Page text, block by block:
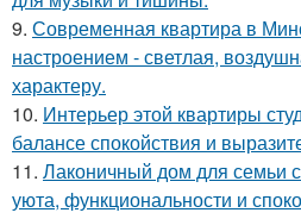
9. Современная квартира в
настроением - светлая,
характеру.
10. Интерьер этой квартиры
балансе спокойствия и
11. Лаконичный дом для семьи
уюта, функциональности и